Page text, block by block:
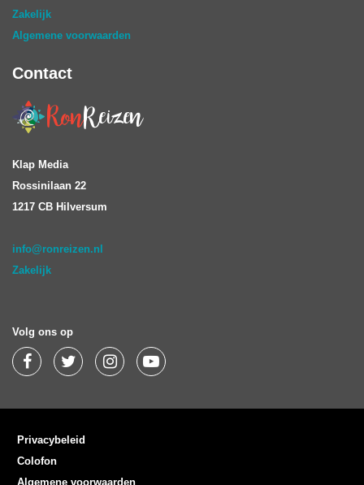
Zakelijk
Algemene voorwaarden
Contact
Klap Media
Rossinilaan 22
1217 CB Hilversum
info@ronreizen.nl
Zakelijk
Volg ons op
Privacybeleid
Colofon
Algemene voorwaarden